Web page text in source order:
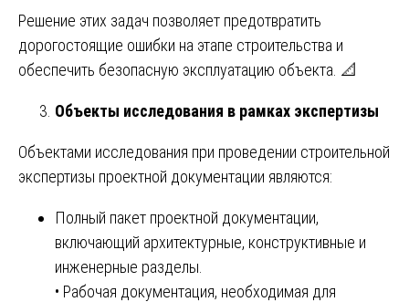
Решение этих задач позволяет предотвратить
дорогостоящие ошибки на этапе строительства и
обеспечить безопасную эксплуатацию объекта. 📐
Объекты исследования в рамках экспертизы
Объектами исследования при проведении строительной
экспертизы проектной документации являются:
Полный пакет проектной документации,
включающий архитектурные, конструктивные и
инженерные разделы.
• Рабочая документация, необходимая для